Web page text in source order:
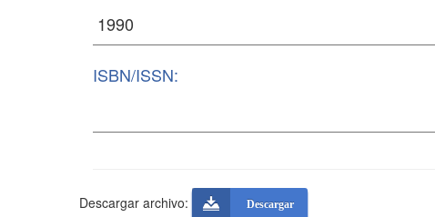
ISBN/ISSN:
Descargar archivo: Descargar